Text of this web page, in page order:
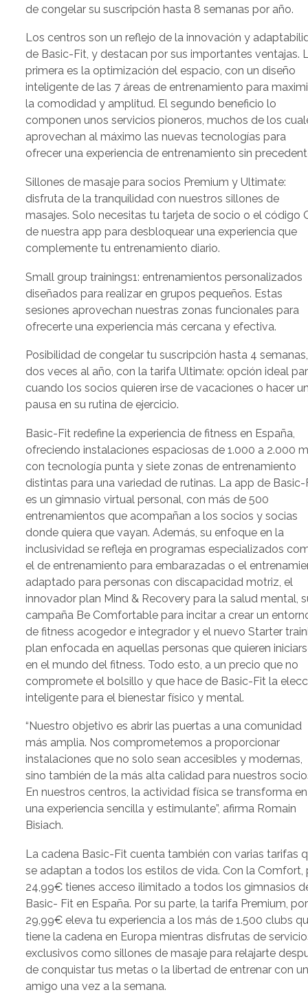
de congelar su suscripción hasta 8 semanas por año.
Los centros son un reflejo de la innovación y
de Basic-Fit, y destacan por sus importantes ventajas.
primera es la optimización del espacio, con un diseño
inteligente de las 7 áreas de entrenamiento para
la comodidad y amplitud. El segundo beneficio lo
componen unos servicios pioneros, muchos de los
aprovechan al máximo las nuevas tecnologías para
ofrecer una experiencia de entrenamiento sin
Sillones de masaje para socios Premium y Ultimate:
disfruta de la tranquilidad con nuestros sillones de
masajes. Solo necesitas tu tarjeta de socio o el código
de nuestra app para desbloquear una experiencia que
complemente tu entrenamiento diario.
Small group trainings1: entrenamientos personalizados
diseñados para realizar en grupos pequeños. Estas
sesiones aprovechan nuestras zonas funcionales para
ofrecerte una experiencia más cercana y efectiva.
Posibilidad de congelar tu suscripción hasta 4 semanas,
dos veces al año, con la tarifa Ultimate: opción ideal
cuando los socios quieren irse de vacaciones o hacer
pausa en su rutina de ejercicio.
Basic-Fit redefine la experiencia de fitness en España,
ofreciendo instalaciones espaciosas de 1.000 a 2.000
con tecnología punta y siete zonas de entrenamiento
distintas para una variedad de rutinas. La app de
es un gimnasio virtual personal, con más de 500
entrenamientos que acompañan a los socios y socias
donde quiera que vayan. Además, su enfoque en la
inclusividad se refleja en programas especializados
el de entrenamiento para embarazadas o el
adaptado para personas con discapacidad motriz, el
innovador plan Mind & Recovery para la salud mental,
campaña Be Comfortable para incitar a crear un
de fitness acogedor e integrador y el nuevo Starter
plan enfocada en aquellas personas que quieren
en el mundo del fitness. Todo esto, a un precio que no
compromete el bolsillo y que hace de Basic-Fit la
inteligente para el bienestar físico y mental.
“Nuestro objetivo es abrir las puertas a una comunidad
más amplia. Nos comprometemos a proporcionar
instalaciones que no solo sean accesibles y modernas,
sino también de la más alta calidad para nuestros
En nuestros centros, la actividad física se transforma en
una experiencia sencilla y estimulante”, afirma Romain
Bisiach.
La cadena Basic-Fit cuenta también con varias tarifas
se adaptan a todos los estilos de vida. Con la Comfort,
24,99€ tienes acceso ilimitado a todos los gimnasios
Basic- Fit en España. Por su parte, la tarifa Premium, por
29,99€ eleva tu experiencia a los más de 1.500 clubs
tiene la cadena en Europa mientras disfrutas de
exclusivos como sillones de masaje para relajarte
de conquistar tus metas o la libertad de entrenar con
amigo una vez a la semana.